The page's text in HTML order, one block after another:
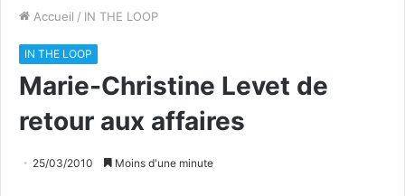
Accueil / IN THE LOOP
IN THE LOOP
Marie-Christine Levet de
retour aux affaires
25/03/2010 Moins d'une minute